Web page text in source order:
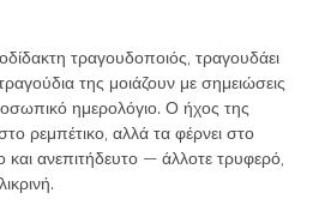
τραγουδοποιός, τραγουδάει
της μοιάζουν με σημειώσεις
ημερολόγιο. Ο ήχος της
ρεμπέτικο, αλλά τα φέρνει στο
ανεπιτήδευτο — άλλοτε τρυφερό,